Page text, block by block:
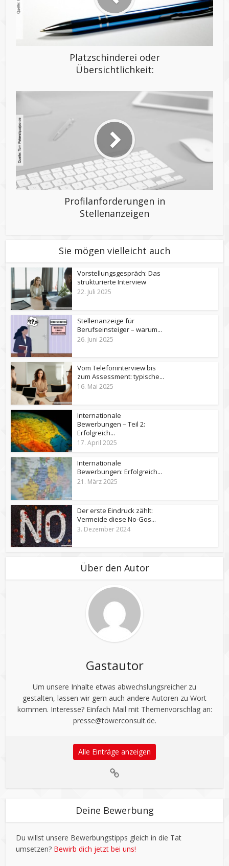
Platzschinderei oder
Übersichtlichkeit:
Profilanforderungen in
Stellenanzeigen
Sie mögen vielleicht auch
Vorstellungsgespräch: Das
strukturierte Interview
22. Juli 2025
Stellenanzeige für
Berufseinsteiger – warum...
26. Juni 2025
Vom Telefoninterview bis
zum Assessment: typische...
16. Mai 2025
Internationale
Bewerbungen – Teil 2:
Erfolgreich...
17. April 2025
Internationale
Bewerbungen: Erfolgreich...
21. März 2025
Der erste Eindruck zählt:
Vermeide diese No-Gos...
3. Dezember 2024
Über den Autor
Gastautor
Um unsere Inhalte etwas abwechslungsreicher zu
gestalten, lassen wir gern auch andere Autoren zu Wort
kommen. Interesse? Einfach Mail mit Themenvorschlag an:
presse@towerconsult.de.
Alle Einträge anzeigen
Deine Bewerbung
Du willst unsere Bewerbungstipps gleich in die Tat
umsetzen? Bewirb dich jetzt bei uns!